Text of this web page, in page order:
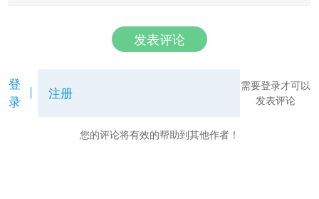
发表评论
登
录
注册
需要登录才可以
发表评论
您的评论将有效的帮助到其他作者！